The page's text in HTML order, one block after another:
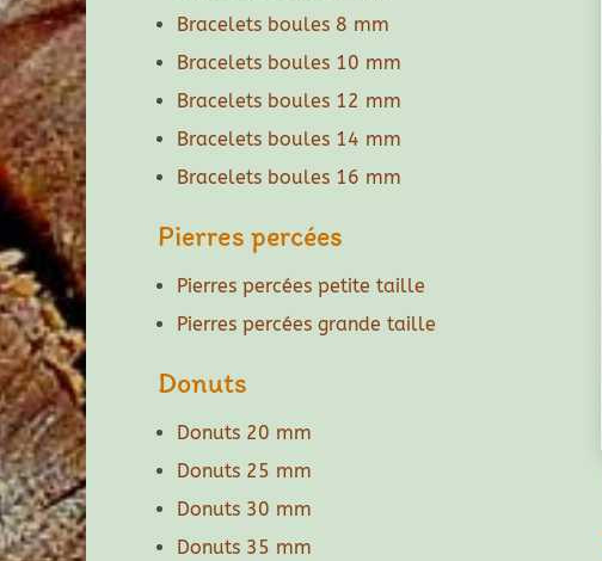
Bracelets boules 8 mm
Bracelets boules 10 mm
Bracelets boules 12 mm
Bracelets boules 14 mm
Bracelets boules 16 mm
Pierres percées
Pierres percées petite taille
Pierres percées grande taille
Donuts
Donuts 20 mm
Donuts 25 mm
Donuts 30 mm
Donuts 35 mm